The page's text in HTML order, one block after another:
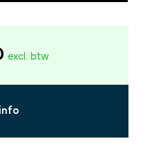
excl. btw